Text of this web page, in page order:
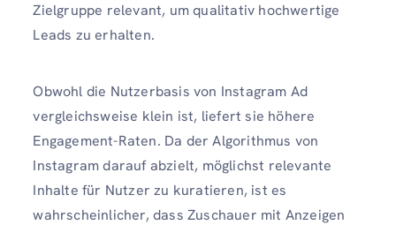
Zielgruppe relevant, um qualitativ hochwertige
Leads zu erhalten.
Obwohl die Nutzerbasis von Instagram Ad
vergleichsweise klein ist, liefert sie höhere
Engagement-Raten. Da der Algorithmus von
Instagram darauf abzielt, möglichst relevante
Inhalte für Nutzer zu kuratieren, ist es
wahrscheinlicher, dass Zuschauer mit Anzeigen